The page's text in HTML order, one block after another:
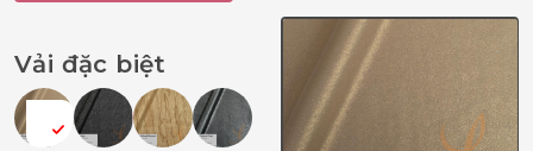
Vải đặc biệt